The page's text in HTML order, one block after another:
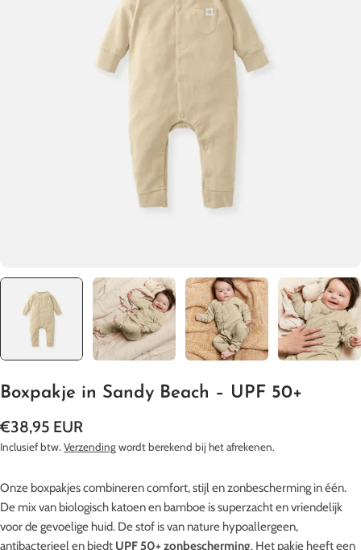
Boxpakje in Sandy Beach – UPF 50+
Normale
prijs
€38,95 EUR
Inclusief btw.Verzendingwordt berekend bij het afrekenen.
Onze boxpakjes combineren comfort, stijl en zonbescherming in één.
De mix van biologisch katoen en bamboe is superzacht en vriendelijk
voor de gevoelige huid. De stof is van nature hypoallergeen,
antibacterieel en biedt UPF 50+ zonbescherming. Het pakje heeft een